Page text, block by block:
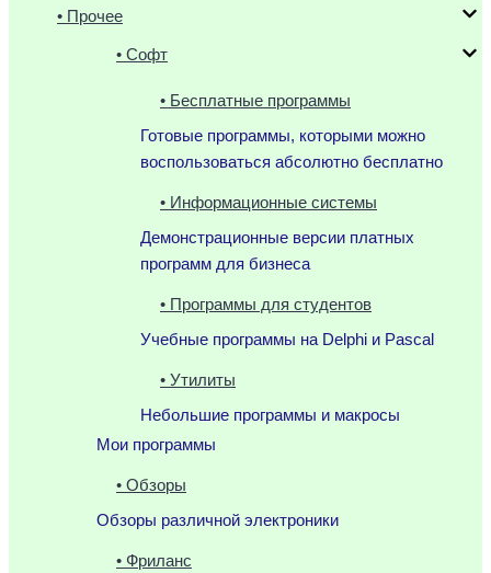
• Прочее
• Софт
• Бесплатные программы
Готовые программы, которыми можно
воспользоваться абсолютно бесплатно
• Информационные системы
Демонстрационные версии платных
программ для бизнеса
• Программы для студентов
Учебные программы на Delphi и Pascal
• Утилиты
Небольшие программы и макросы
Мои программы
• Обзоры
Обзоры различной электроники
• Фриланс